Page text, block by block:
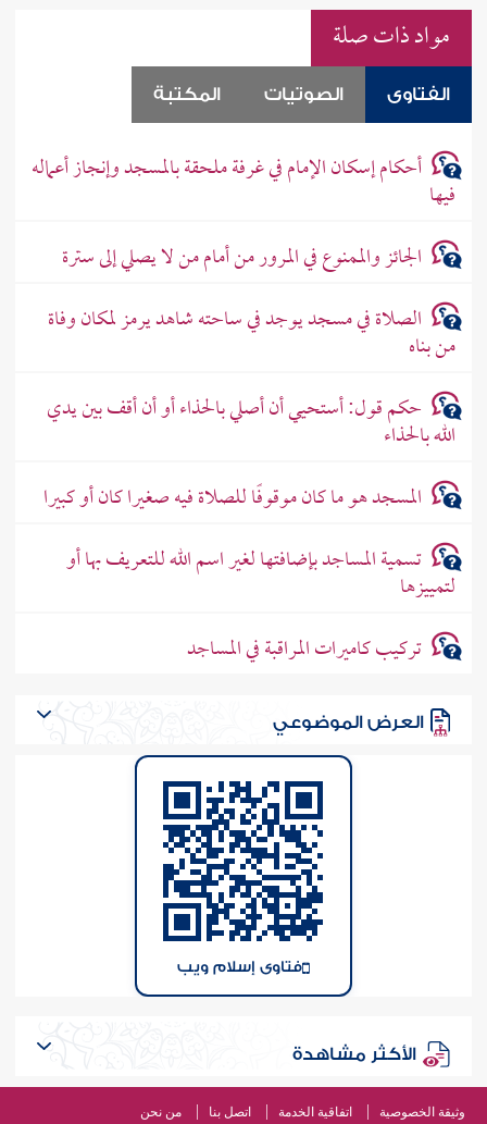
مواد ذات صلة
الفتاوى الصوتيات المكتبة
أحكام إسكان الإمام في غرفة ملحقة بالمسجد وإنجاز أعماله
فيها
الجائز والممنوع في المرور من أمام من لا يصلي إلى سترة
الصلاة في مسجد يوجد في ساحته شاهد يرمز لمكان وفاة
من بناه
حكم قول: أستحيي أن أصلي بالحذاء أو أن أقف بين يدي
الله بالحذاء
المسجد هو ما كان موقوفًا للصلاة فيه صغيرا كان أو كبيرا
تسمية المساجد بإضافتها لغير اسم الله للتعريف بها أو
لتمييزها
تركيب كاميرات المراقبة في المساجد
العرض الموضوعي
فتاوى إسلام ويب
الأكثر مشاهدة
وثيقة الخصوصية اتفاقية الخدمة اتصل بنا من نحن